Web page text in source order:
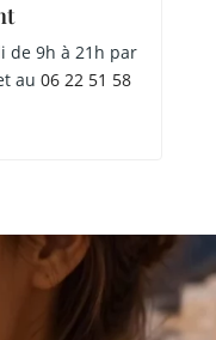
de 9h à 21h par
au06 22 51 58